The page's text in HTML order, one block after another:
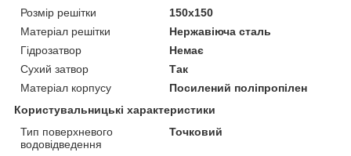
Розмір решітки
150х150
Матеріал решітки
Нержавіюча сталь
Гідрозатвор
Немає
Сухий затвор
Так
Матеріал корпусу
Посилений поліпропілен
Користувальницькі характеристики
Тип поверхневого
водовідведення
Точковий